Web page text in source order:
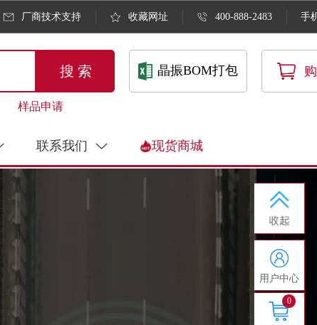
厂商技术支持 收藏网址 400-888-2483 手
搜 索 晶振BOM打包
样品申请
联系我们 现货商城
用户中心
0